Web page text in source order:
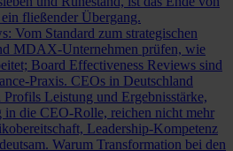
fließender Übergang.
Vom Standard zum strategischen
MDAX-Unternehmen prüfen, wie
Board Effectiveness Reviews sind
Praxis. CEOs in Deutschland
Profils Leistung und Ergebnisstärke,
in die CEO-Rolle, reichen nicht mehr
Leadership-Kompetenz
Warum Transformation bei den